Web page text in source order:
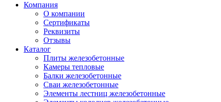
Компания
О компании
Сертификаты
Реквизиты
Отзывы
Каталог
Плиты железобетонные
Камеры тепловые
Балки железобетонные
Сваи железобетонные
Элементы лестниц железобетонные